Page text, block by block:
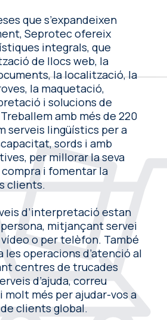
que s’expandeixen
Seprotec ofereix
integrals, que
de llocs web, la
la localització, la
la maquetació,
i solucions de
amb més de 220
serveis lingüístics per a
sords i amb
per millorar la seva
i fomentar la
clients.
d’interpretació estan
mitjançant servei
o per telèfon. També
les operacions d’atenció al
centres de trucades
d’ajuda, correu
més per ajudar-vos a
clients global.